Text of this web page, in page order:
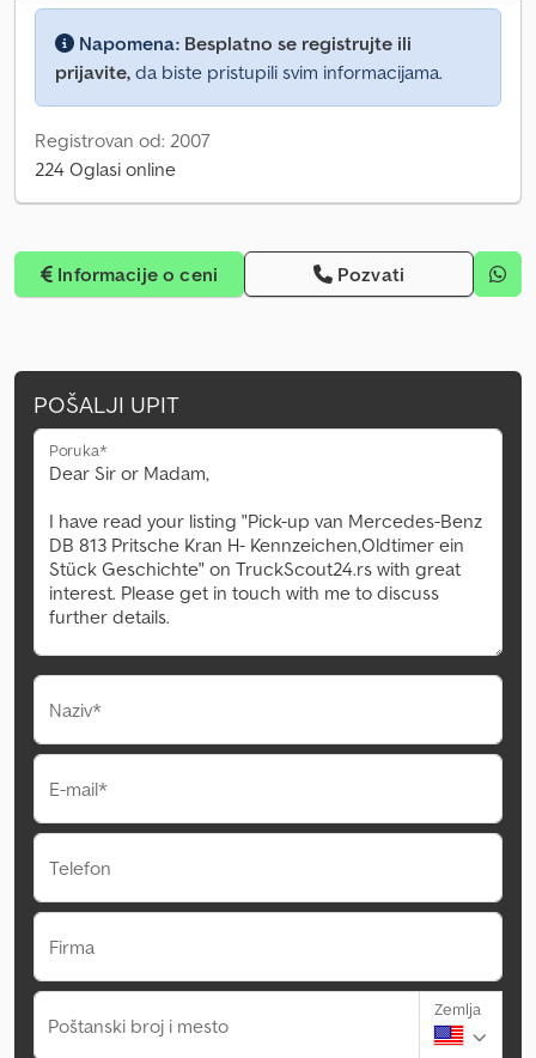
Napomena: Besplatno se registrujte ili
prijavite, da biste pristupili svim informacijama.
Registrovan od: 2007
224 Oglasi online
Informacije o ceni Pozvati
POŠALJI UPIT
Poruka*
Naziv*
E-mail*
Telefon
Firma
Poštanski broj i mesto
Zemlja